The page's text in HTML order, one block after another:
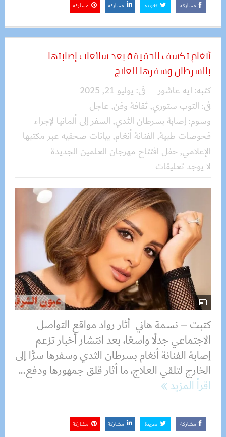
مشاركة تغريدة مشاركة مشاركة
أنغام تكشف الحقيقة بعد شائعات إصابتها
بالسرطان وسفرها للعلاج
كتبه: ايه عاشور فى: يوليو 21, 2025
فى: التوب ستوري, ثقافة وفن, عاجل
وسوم: إصابة بسرطان الثدي, السفر إلى ألمانيا لإجراء
فحوصات طبية, الفنانة أنغام, بيانات صحفيه عبر مكتبها
الإعلامي, حفل افتتاح مهرجان العلمين الجديدة
لا يوجد تعليقات
كتبت – نسمة هاني أثار رواد مواقع التواصل
الاجتماعي جدلًا واسعًا، بعد انتشار أخبار تزعم
إصابة الفنانة أنغام بسرطان الثدي وسفرها سرًّا إلى
الخارج لتلقي العلاج، ما أثار قلق جمهورها ودفع...
اقرأ المزيد
مشاركة تغريدة مشاركة مشاركة